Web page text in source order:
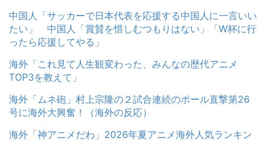
中国人「サッカーで日本代表を応援する中国人に一言いい
たい」 中国人「賞賛を惜しむつもりはない」「W杯に行
ったら応援してやる」
海外「これ見て人生観変わった、みんなの歴代アニメ
TOP3を教えて」
海外「ムネ砲」村上宗隆の２試合連続のポール直撃第26
号に海外大興奮！（海外の反応）
海外「神アニメだわ」2026年夏アニメ海外人気ランキン